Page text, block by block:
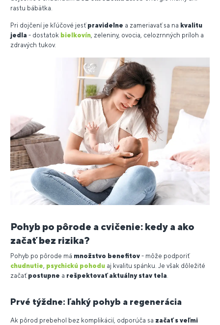
rastu bábätka.
Pri dojčení je kľúčové jesť pravidelne a zameriavať sa na kvalitu
jedla - dostatok bielkovín , zeleniny, ovocia, celozrnných príloh a
zdravých tukov.
Pohyb po pôrode a cvičenie: kedy a ako
začať bez rizika?
Pohyb po pôrode má množstvo benefitov - môže podporiť
chudnutie, psychickú pohodu aj kvalitu spánku. Je však dôležité
začať postupne a rešpektovať aktuálny stav tela.
Prvé týždne: ľahký pohyb a regenerácia
Ak pôrod prebehol bez komplikácií, odporúča sa začať s veľmi